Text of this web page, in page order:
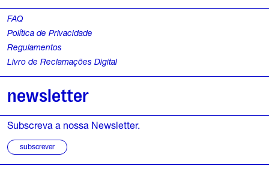
FAQ
Política de Privacidade
Regulamentos
Livro de Reclamações Digital
newsletter
Subscreva a nossa Newsletter.
subscrever